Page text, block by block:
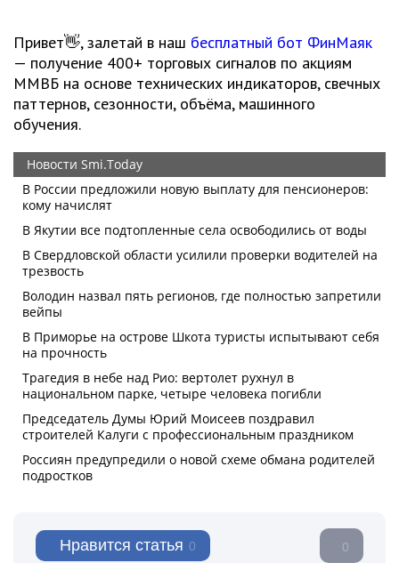
Привет👋, залетай в наш бесплатный бот ФинМаяк
— получение 400+ торговых сигналов по акциям
ММВБ на основе технических индикаторов, свечных
паттернов, сезонности, объёма, машинного
обучения.
Нравится статья 0 0